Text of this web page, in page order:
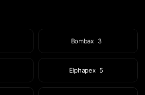
Bombax 3
Elphapex 5